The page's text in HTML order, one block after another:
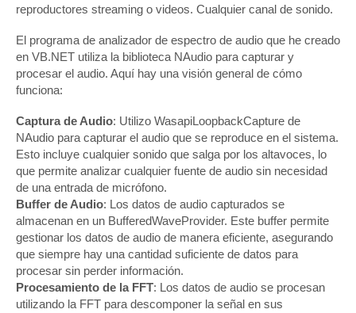
reproductores streaming o videos. Cualquier canal de sonido.
El programa de analizador de espectro de audio que he creado
en VB.NET utiliza la biblioteca NAudio para capturar y
procesar el audio. Aquí hay una visión general de cómo
funciona:
Captura de Audio: Utilizo WasapiLoopbackCapture de
NAudio para capturar el audio que se reproduce en el sistema.
Esto incluye cualquier sonido que salga por los altavoces, lo
que permite analizar cualquier fuente de audio sin necesidad
de una entrada de micrófono.
Buffer de Audio: Los datos de audio capturados se
almacenan en un BufferedWaveProvider. Este buffer permite
gestionar los datos de audio de manera eficiente, asegurando
que siempre hay una cantidad suficiente de datos para
procesar sin perder información.
Procesamiento de la FFT: Los datos de audio se procesan
utilizando la FFT para descomponer la señal en sus